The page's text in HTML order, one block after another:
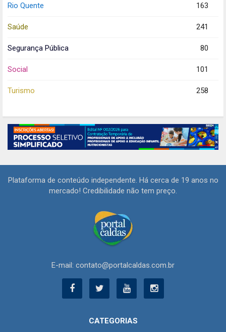
Rio Quente 163
Saúde 241
Segurança Pública 80
Social 101
Turismo 258
Plataforma de conteúdo independente. Há cerca de 19 anos no
mercado! Credibilidade não tem preço.
E-mail: contato@portalcaldas.com.br
CATEGORIAS